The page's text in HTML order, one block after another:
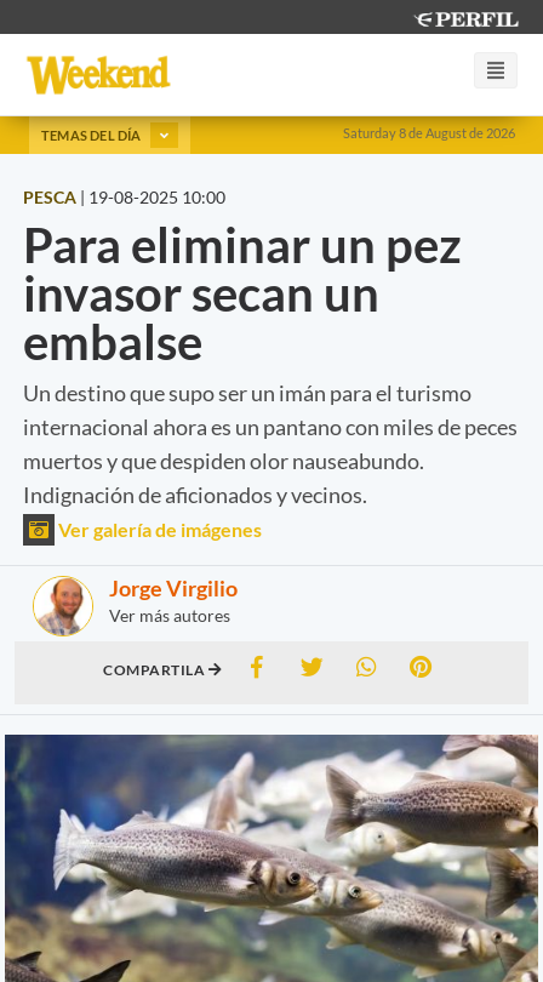
Saturday 8 de August de 2026
TEMAS DEL DÍA
PESCA | 19-08-2025 10:00
Para eliminar un pez
invasor secan un
embalse
Un destino que supo ser un imán para el turismo
internacional ahora es un pantano con miles de peces
muertos y que despiden olor nauseabundo.
Indignación de aficionados y vecinos.
Ver galería de imágenes
Jorge Virgilio
Ver más autores
COMPARTILA